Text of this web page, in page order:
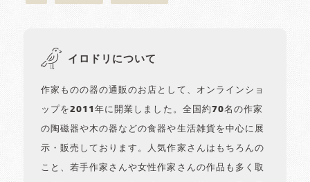
イロドリについて
作家ものの器の通販のお店として、オンラインショ
ップを2011年に開業しました。全国約70名の作家
の陶磁器や木の器などの食器や生活雑貨を中心に展
示・販売しております。人気作家さんはもちろんの
こと、若手作家さんや女性作家さんの作品も多く取